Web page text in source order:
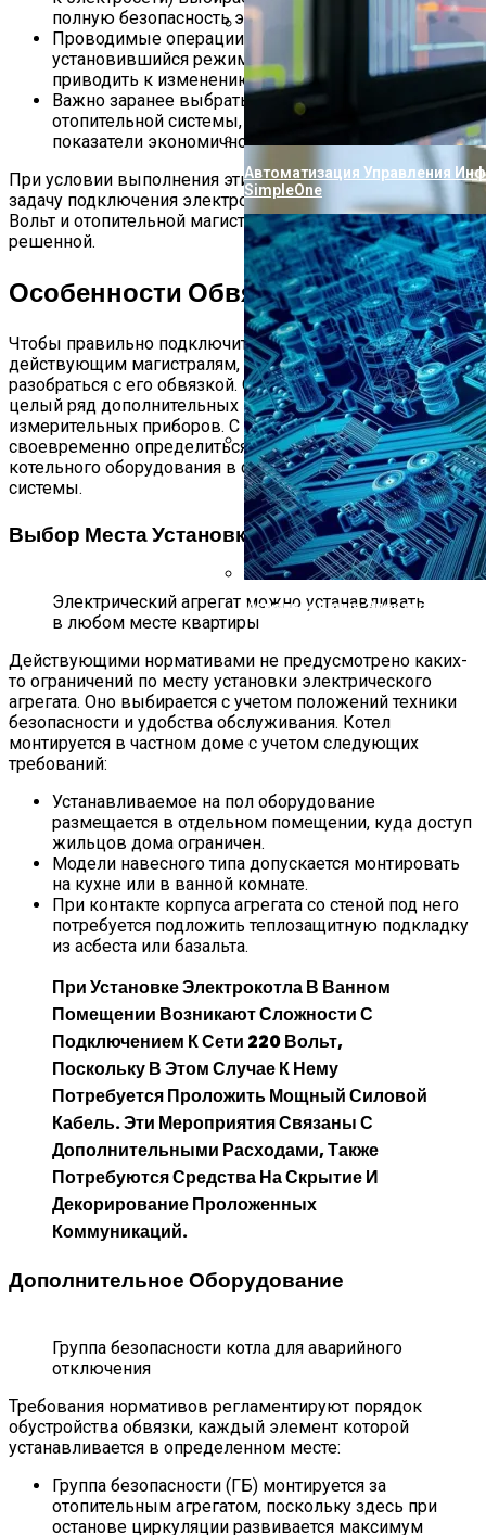
Почему Вода Из Скважины
Проверка Воды Из Скважины
Автоматизация Управления
SimpleOne
Использование Электронных
полную безопасность эксплуатации оборудования.
Проводимые операции не должны нарушать
установившийся режим работы коммуникаций и
приводить к изменению их схемы.
Важно заранее выбрать варианты включения
отопительной системы, позволяющие улучшить
показатели экономичности ее работы.
При условии выполнения этих требований основную
задачу подключения электрокотла к электросети 220
Вольт и отопительной магистрали можно считать
решенной.
Особенности Обвязки
Чтобы правильно подключить электрокотел к
действующим магистралям, сначала потребуется
разобраться с его обвязкой. Она традиционно содержит
целый ряд дополнительных элементов и
измерительных приборов. С учетом этого важно
своевременно определиться с местом размещения
котельного оборудования в составе отопительной
системы.
Выбор Места Установки
Электрический агрегат можно устанавливать
в любом месте квартиры
Действующими нормативами не предусмотрено каких-
то ограничений по месту установки электрического
агрегата. Оно выбирается с учетом положений техники
безопасности и удобства обслуживания. Котел
монтируется в частном доме с учетом следующих
требований:
Устанавливаемое на пол оборудование
размещается в отдельном помещении, куда доступ
жильцов дома ограничен.
Модели навесного типа допускается монтировать
на кухне или в ванной комнате.
При контакте корпуса агрегата со стеной под него
потребуется подложить теплозащитную подкладку
из асбеста или базальта.
При Установке Электрокотла В Ванном
Помещении Возникают Сложности С
Подключением К Сети 220 Вольт,
Поскольку В Этом Случае К Нему
Потребуется Проложить Мощный Силовой
Кабель. Эти Мероприятия Связаны С
Дополнительными Расходами, Также
Потребуются Средства На Скрытие И
Декорирование Проложенных
Коммуникаций.
Дополнительное Оборудование
Группа безопасности котла для аварийного
отключения
Требования нормативов регламентируют порядок
обустройства обвязки, каждый элемент которой
устанавливается в определенном месте:
Группа безопасности (ГБ) монтируется за
отопительным агрегатом, поскольку здесь при
останове циркуляции развивается максимум